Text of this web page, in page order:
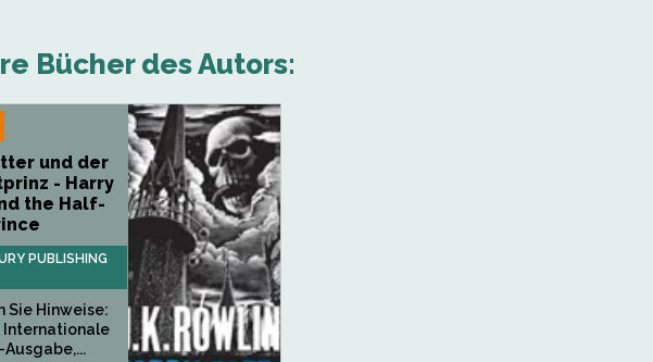
Bücher des Autors:
und der
- Harry
the Half-
PUBLISHING
Sie Hinweise:
Internationale